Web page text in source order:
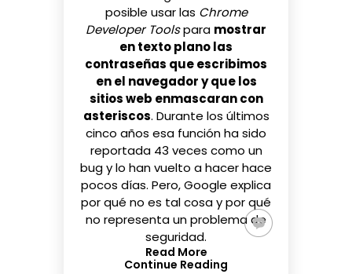
posible usar las Chrome
Developer Toolspara mostrar
en texto plano las
contraseñas que escribimos
en el navegador y que los
sitios web enmascaran con
asteriscos. Durante los últimos
cinco años esa función ha sido
reportada 43 veces como un
bug y lo han vuelto a hacer hace
pocos días. Pero, Google explica
por qué no es tal cosa y por qué
no representa un problema de
seguridad.
Read More
Continue Reading